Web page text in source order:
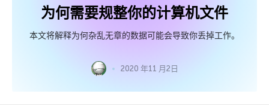
为何需要规整你的计算机文件
本文将解释为何杂乱无章的数据可能会导致你丢掉工作。
2020 年11 月2日